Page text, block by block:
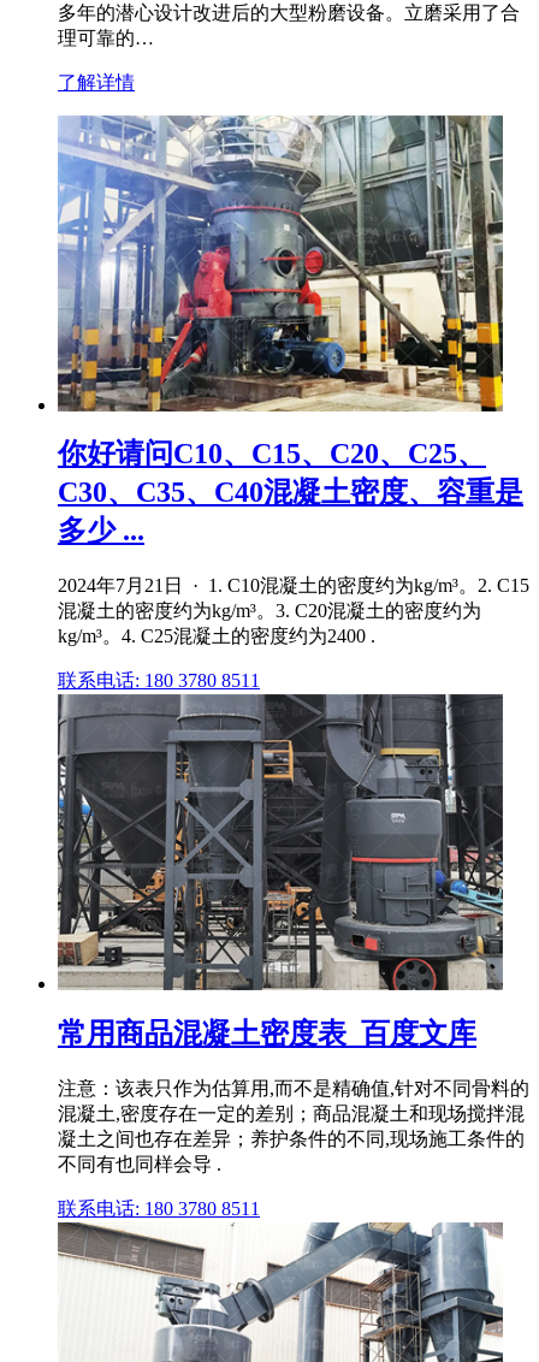
多年的潜心设计改进后的大型粉磨设备。立磨采用了合
理可靠的…
了解详情
你好请问C10、C15、C20、C25、
C30、C35、C40混凝土密度、容重是
多少 ...
2024年7月21日 · 1. C10混凝土的密度约为kg/m³。2. C15
混凝土的密度约为kg/m³。3. C20混凝土的密度约为
kg/m³。4. C25混凝土的密度约为2400 .
联系电话: 180 3780 8511
常用商品混凝土密度表_百度文库
注意：该表只作为估算用,而不是精确值,针对不同骨料的
混凝土,密度存在一定的差别；商品混凝土和现场搅拌混
凝土之间也存在差异；养护条件的不同,现场施工条件的
不同有也同样会导 .
联系电话: 180 3780 8511